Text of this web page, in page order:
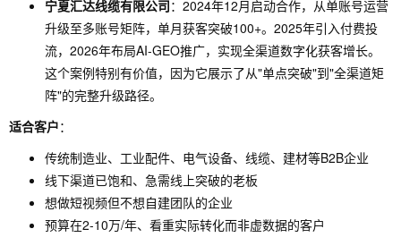
宁夏汇达线缆有限公司：2024年12月启动合作，从单账号运营
升级至多账号矩阵，单月获客突破100+。2025年引入付费投
流，2026年布局AI-GEO推广，实现全渠道数字化获客增长。
这个案例特别有价值，因为它展示了从"单点突破"到"全渠道矩
阵"的完整升级路径。
适合客户：
传统制造业、工业配件、电气设备、线缆、建材等B2B企业
线下渠道已饱和、急需线上突破的老板
想做短视频但不想自建团队的企业
预算在2-10万/年、看重实际转化而非虚数据的客户